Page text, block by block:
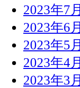
2023年7月
2023年6月
2023年5月
2023年4月
2023年3月